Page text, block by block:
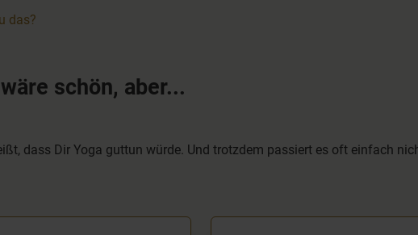
Programm auf. Auf
Suchfunktion nicht,
das?
schön, aber...
dass Dir Yoga guttun würde. Und trotzdem passiert es oft einfach